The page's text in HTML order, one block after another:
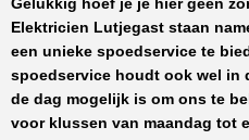
Gelukkig hoef je je hier geen
Elektricien Lutjegast staan
een unieke spoedservice te
spoedservice houdt ook wel in
de dag mogelijk is om ons te
voor klussen van maandag tot